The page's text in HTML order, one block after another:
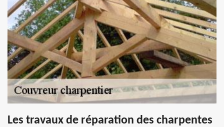
Les travaux de réparation des charpentes